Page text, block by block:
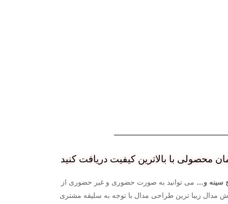
محصولی با بالاترین کیفیت دریافت کنید
سینه و… می توانید به صورت حضوری و غیر حضوری از
مدال زیبا ترین طراحی مدال با توجه به سلیقه مشتری